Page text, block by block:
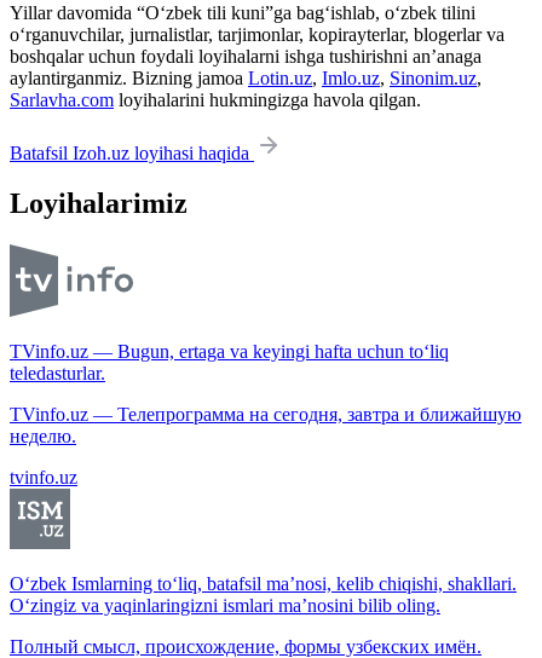
Yillar davomida “O‘zbek tili kuni”ga bag‘ishlab, o‘zbek tilini
o‘rganuvchilar, jurnalistlar, tarjimonlar, kopirayterlar, blogerlar va
boshqalar uchun foydali loyihalarni ishga tushirishni an’anaga
aylantirganmiz. Bizning jamoa Lotin.uz, Imlo.uz, Sinonim.uz,
Sarlavha.com loyihalarini hukmingizga havola qilgan.
Batafsil Izoh.uz loyihasi haqida
Loyihalarimiz
TVinfo.uz — Bugun, ertaga va keyingi hafta uchun to‘liq
teledasturlar.
TVinfo.uz — Телепрограмма на сегодня, завтра и ближайшую
неделю.
tvinfo.uz
O‘zbek Ismlarning to‘liq, batafsil ma’nosi, kelib chiqishi, shakllari.
O‘zingiz va yaqinlaringizni ismlari ma’nosini bilib oling.
Полный смысл, происхождение, формы узбекских имён.